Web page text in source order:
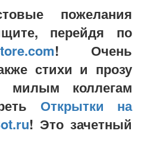
пожелания
перейдя по
! Очень
стихи и прозу
милым коллегам
Открытки на
! Это зачетный